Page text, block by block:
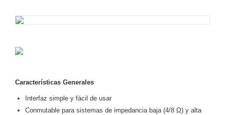
-
PinholePTZ Videograbadoras
Analógicas
Características Generales
Interfaz simple y fácil de usar
Conmutable para sistemas de impedancia baja (4/8 Ω) y alta